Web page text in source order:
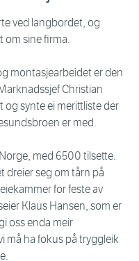
ved langbordet, og
om sine firma.
montasjearbeidet er den
Christian
og synte ei merittliste der
er med.
med 6500 tilsette.
dreier seg om tårn på
for feste av
Klaus Hansen, som er
oss enda meir
må ha fokus på tryggleik